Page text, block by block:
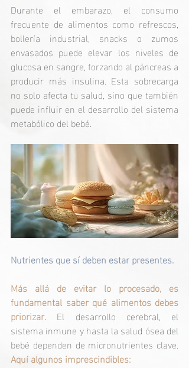
Durante el embarazo, el consumo
frecuente de alimentos como refrescos,
bollería industrial, snacks o zumos
envasados puede elevar los niveles de
glucosa en sangre, forzando al páncreas a
producir más insulina. Esta sobrecarga
no solo afecta tu salud, sino que también
puede influir en el desarrollo del sistema
metabólico del bebé.
Nutrientes que sí deben estar presentes.
Más allá de evitar lo procesado, es
fundamental saber qué alimentos debes
priorizar. El desarrollo cerebral, el
sistema inmune y hasta la salud ósea del
Aquí algunos imprescindibles: